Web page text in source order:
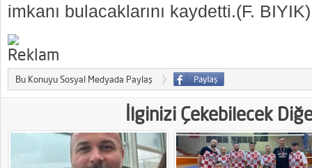
imkanı bulacaklarını kaydetti.(F. BIYIK)
Bu Konuyu Sosyal Medyada Paylaş
İlginizi Çekebilecek